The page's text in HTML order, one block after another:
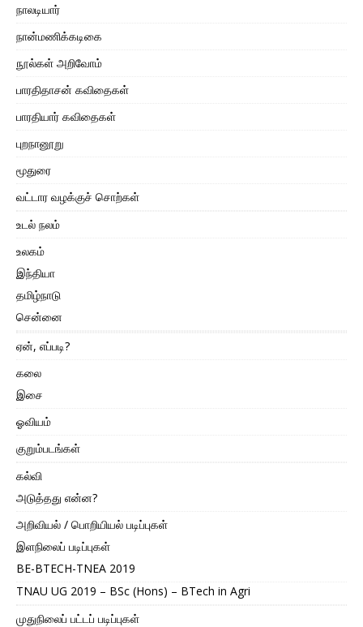
நாலடியார்
நான்மணிக்கடிகை
நூல்கள் அறிவோம்
பாரதிதாசன் கவிதைகள்
பாரதியார் கவிதைகள்
புறநானூறு
மூதுரை
வட்டார வழக்குச் சொற்கள்
உடல் நலம்
உலகம்
இந்தியா
தமிழ்நாடு
சென்னை
ஏன், எப்படி?
கலை
இசை
ஓவியம்
குறும்படங்கள்
கல்வி
அடுத்தது என்ன?
அறிவியல் / பொறியியல் படிப்புகள்
இளநிலைப் படிப்புகள்
BE-BTECH-TNEA 2019
TNAU UG 2019 – BSc (Hons) – BTech in Agri
முதுநிலைப் பட்டப் படிப்புகள்